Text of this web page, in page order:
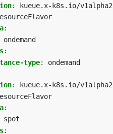
:
kueue.x-k8s.io/v1alpha2
:
ondemand
:
type:
ondemand
:
kueue.x-k8s.io/v1alpha2
:
spot
: